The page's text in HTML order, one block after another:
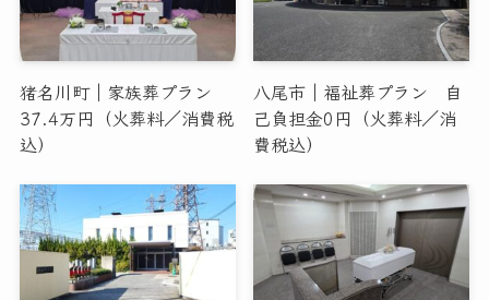
猪名川町｜家族葬プラン
37.4万円（火葬料／消費税
込）
八尾市｜福祉葬プラン 自
己負担金0円（火葬料／消
費税込）